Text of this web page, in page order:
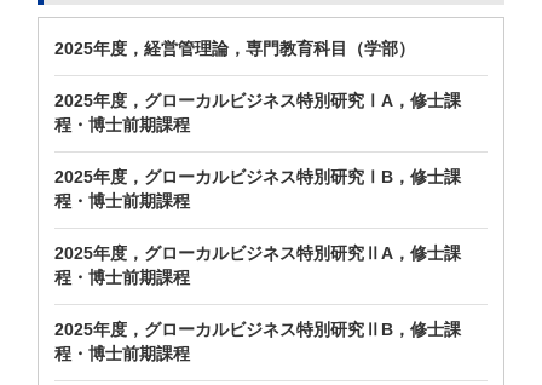
2025年度，経営管理論，専門教育科目（学部）
2025年度，グローカルビジネス特別研究ⅠA，修士課
程・博士前期課程
2025年度，グローカルビジネス特別研究ⅠB，修士課
程・博士前期課程
2025年度，グローカルビジネス特別研究ⅡA，修士課
程・博士前期課程
2025年度，グローカルビジネス特別研究ⅡB，修士課
程・博士前期課程